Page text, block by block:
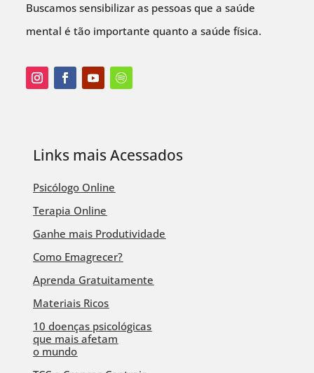
Buscamos sensibilizar as pessoas que a saúde
mental é tão importante quanto a saúde física.
Links mais Acessados
Psicólogo Online
Terapia Online
Ganhe mais Produtividade
Como Emagrecer?
Aprenda Gratuitamente
Materiais Ricos
10 doenças psicológicas
que mais afetam
o mundo